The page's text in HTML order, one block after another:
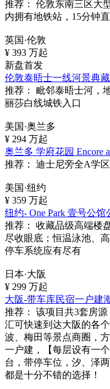
推荐：
伦敦东南三区大
内拥有地铁站，15分钟
英国·伦敦
¥ 393 万起
新盘首发
伦敦泰晤士一线河景典藏
推荐：
毗邻泰晤士河，
丽莎白线城铁入口
美国·奥兰多
¥ 294 万起
奥兰多 学府花园 Encore
推荐：
迪士尼旁全A学
美国·纽约
¥ 359 万起
纽约- One Park 壹号公馆
推荐：
收藏品级高端楼
尽收眼底；恒温泳池、
停车系统应有尽有
日本·大阪
¥ 299 万起
大阪-带车库民宿一户建
推荐：
该项目共3套房
汇可快速到达大阪的各
波、梅田等景点商圈，
一户建，【每层设有一
台，带停车位，汐、泽
都是十分不错的选择！